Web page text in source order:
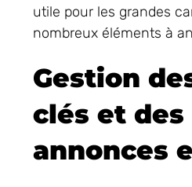
utile pour les grandes
nombreux éléments à
Gestion
clés et des
annonces